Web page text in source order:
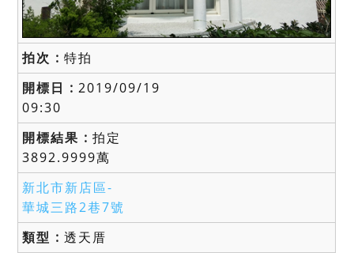
特拍
2019/09/19
09:30
拍定
3892.9999萬
新北市新店區-
華城三路2巷7號
透天厝